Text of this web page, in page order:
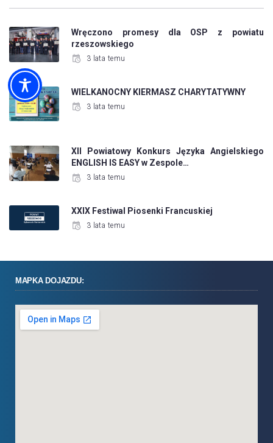
Wręczono promesy dla OSP z powiatu
rzeszowskiego
3 lata temu
WIELKANOCNY KIERMASZ CHARYTATYWNY
3 lata temu
XII Powiatowy Konkurs Języka Angielskiego
ENGLISH IS EASY w Zespole…
3 lata temu
XXIX Festiwal Piosenki Francuskiej
3 lata temu
MAPKA DOJAZDU: